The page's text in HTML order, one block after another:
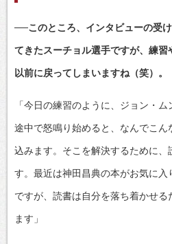
──このところ、インタビューの受
てきたスーチョル選手ですが、練
以前に戻ってしまいますね（笑）。
「今日の練習のように、ジョン・
途中で怒鳴り始めると、なんでこ
込みます。そこを解決するために、
す。最近は神田昌典の本がお気に
ですが、読書は自分を落ち着かせ
ます」